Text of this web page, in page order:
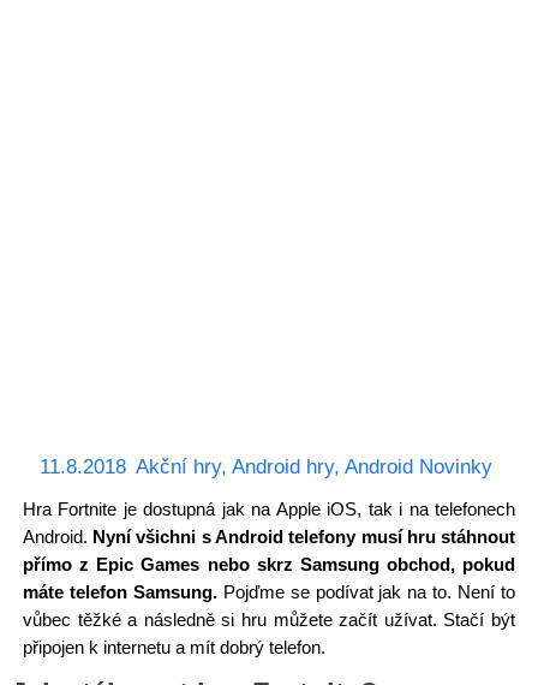
11.8.2018 Akční hry, Android hry, Android Novinky
Hra Fortnite je dostupná jak na Apple iOS, tak i na telefonech
Android. Nyní všichni s Android telefony musí hru stáhnout
přímo z Epic Games nebo skrz Samsung obchod, pokud
máte telefon Samsung.Pojďme se podívat jak na to. Není to
vůbec těžké a následně si hru můžete začít užívat. Stačí být
připojen k internetu a mít dobrý telefon.